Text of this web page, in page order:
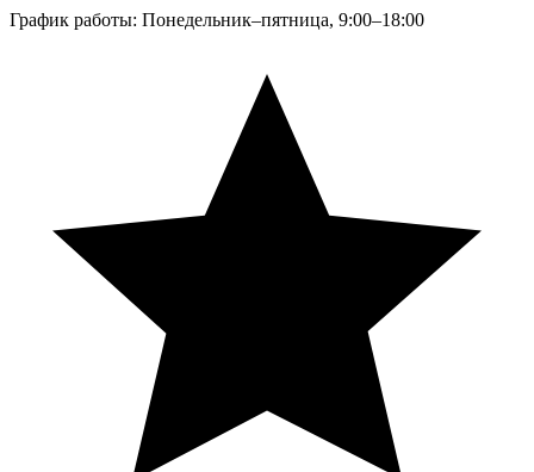
График работы: Понедельник–пятница, 9:00–18:00